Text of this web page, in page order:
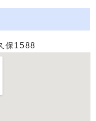
保1588